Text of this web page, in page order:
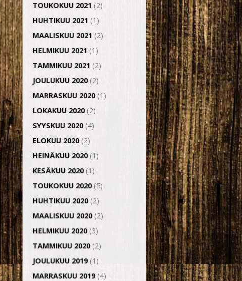
TOUKOKUU 2021 (2)
HUHTIKUU 2021 (1)
MAALISKUU 2021 (2)
HELMIKUU 2021 (1)
TAMMIKUU 2021 (2)
JOULUKUU 2020(2)
MARRASKUU 2020(1)
LOKAKUU 2020(2)
SYYSKUU 2020(4)
ELOKUU 2020(2)
HEINÄKUU 2020(1)
KESÄKUU 2020(1)
TOUKOKUU 2020(5)
HUHTIKUU 2020(2)
MAALISKUU 2020(2)
HELMIKUU 2020(3)
TAMMIKUU 2020(2)
JOULUKUU 2019(1)
MARRASKUU 2019(4)